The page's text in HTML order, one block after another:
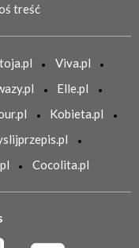
treść
Viva.pl
Elle.pl
Kobieta.pl
Cocolita.pl